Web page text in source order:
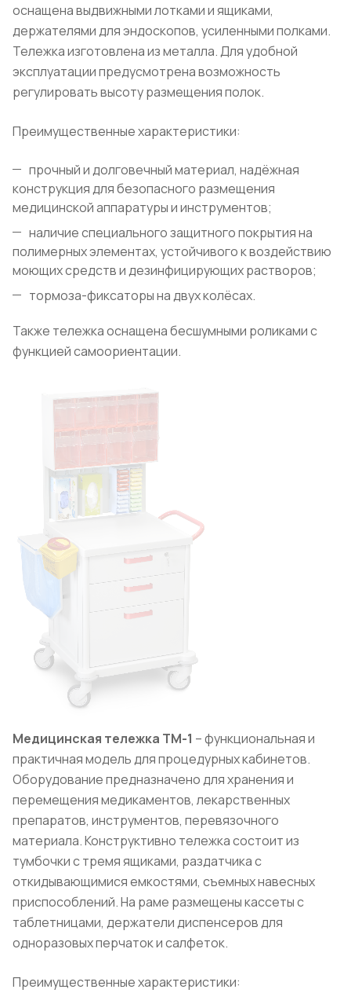
оснащена выдвижными лотками и ящиками,
держателями для эндоскопов, усиленными полками.
Тележка изготовлена из металла. Для удобной
эксплуатации предусмотрена возможность
регулировать высоту размещения полок.
Преимущественные характеристики:
прочный и долговечный материал, надёжная
конструкция для безопасного размещения
медицинской аппаратуры и инструментов;
наличие специального защитного покрытия на
полимерных элементах, устойчивого к воздействию
моющих средств и дезинфицирующих растворов;
тормоза-фиксаторы на двух колёсах.
Также тележка оснащена бесшумными роликами с
функцией самоориентации.
Медицинская тележка ТМ-1 – функциональная и
практичная модель для процедурных кабинетов.
Оборудование предназначено для хранения и
перемещения медикаментов, лекарственных
препаратов, инструментов, перевязочного
материала. Конструктивно тележка состоит из
тумбочки с тремя ящиками, раздатчика с
откидывающимися емкостями, съемных навесных
приспособлений. На раме размещены кассеты с
таблетницами, держатели диспенсеров для
одноразовых перчаток и салфеток.
Преимущественные характеристики: